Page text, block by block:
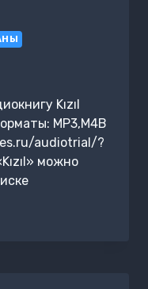
Kızıl
MP3,M4B
audiotrial/?
можно